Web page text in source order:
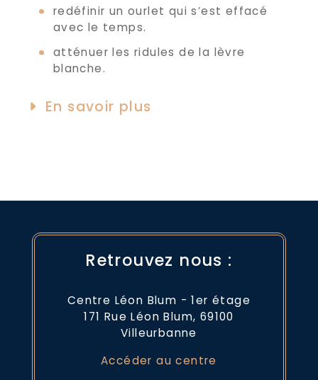
redéfinir un ourlet qui s’est effacé
avec le temps.
atténuer les ridules de la lèvre
blanche.
En savoir plus
Retrouvez nous :
Centre Léon Blum - 1er étage
171 Rue Léon Blum, 69100
Villeurbanne
Accéder au centre